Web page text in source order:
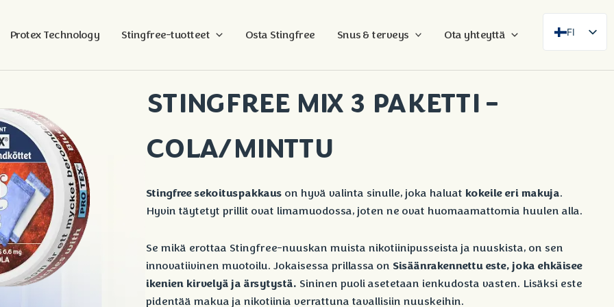
Protex Technology Stingfree-tuotteet Osta Stingfree Snus & terveys Ota yhteyttä
FI
AR
STINGFREE MIX 3 PAKETTI –
COLA/MINTTU
Stingfree sekoituspakkaus on hyvä valinta sinulle, joka haluat kokeile eri makuja.
Hyvin täytetyt prillit ovat limamuodossa, joten ne ovat huomaamattomia huulen alla.
Se mikä erottaa Stingfree-nuuskan muista nikotiinipusseista ja nuuskista, on sen
innovatiivinen muotoilu. Jokaisessa prillassa on Sisäänrakennettu este, joka ehkäisee
ikenien kirvelyä ja ärsytystä. Sininen puoli asetetaan ienkudosta vasten. Lisäksi este
pidentää makua ja nikotiinia verrattuna tavallisiin nuuskeihin.